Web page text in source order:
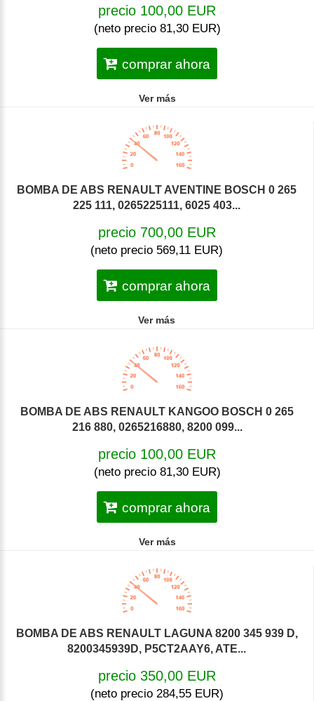
precio 100,00 EUR
(neto precio 81,30 EUR)
comprar ahora
Ver más
BOMBA DE ABS RENAULT AVENTINE BOSCH 0 265
225 111, 0265225111, 6025 403...
precio 700,00 EUR
(neto precio 569,11 EUR)
comprar ahora
Ver más
BOMBA DE ABS RENAULT KANGOO BOSCH 0 265
216 880, 0265216880, 8200 099...
precio 100,00 EUR
(neto precio 81,30 EUR)
comprar ahora
Ver más
BOMBA DE ABS RENAULT LAGUNA 8200 345 939 D,
8200345939D, P5CT2AAY6, ATE...
precio 350,00 EUR
(neto precio 284,55 EUR)